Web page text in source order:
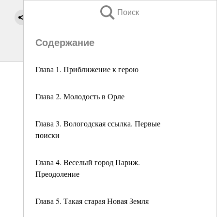
Поиск
Содержание
Глава 1. Приближение к герою
Глава 2. Молодость в Орле
Глава 3. Вологодская ссылка. Первые
поиски
Глава 4. Веселый город Париж.
Преодоление
Глава 5. Такая старая Новая Земля